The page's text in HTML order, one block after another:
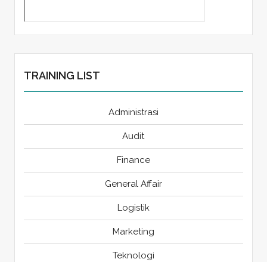
TRAINING LIST
Administrasi
Audit
Finance
General Affair
Logistik
Marketing
Teknologi